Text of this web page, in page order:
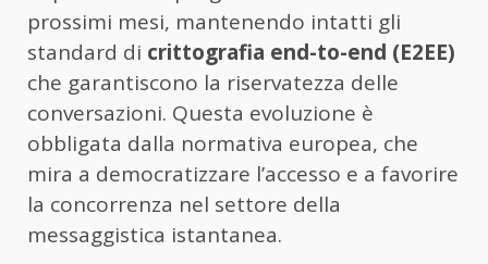
prossimi mesi, mantenendo intatti gli
standard di crittografia end-to-end (E2EE)
che garantiscono la riservatezza delle
conversazioni. Questa evoluzione è
obbligata dalla normativa europea, che
mira a democratizzare l’accesso e a favorire
la concorrenza nel settore della
messaggistica istantanea.